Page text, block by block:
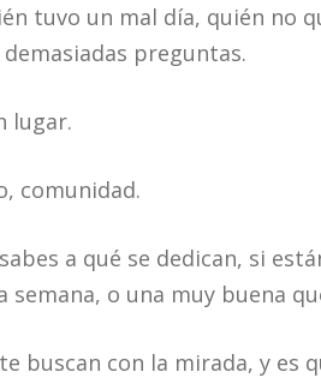
tuvo un mal día, quién no
preguntas.
lugar.
comunidad.
a qué se dedican, si
o una muy buena
buscan con la mirada, y es